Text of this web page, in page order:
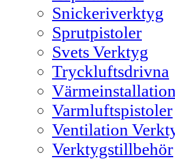
Snickeriverktyg
Sprutpistoler
Svets Verktyg
Tryckluftsdrivna
Varmluftspistoler
Ventilation
Verktygstillbehör